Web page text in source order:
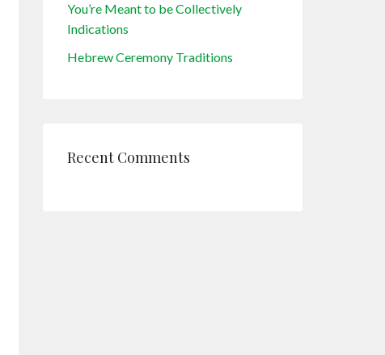
You’re Meant to be Collectively
Indications
Hebrew Ceremony Traditions
Recent Comments